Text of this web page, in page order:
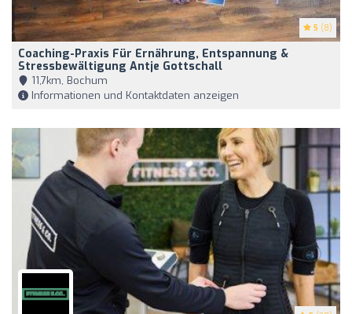
5 (8)
Coaching-Praxis Für Ernährung, Entspannung &
Stressbewältigung Antje Gottschall
11,7km, Bochum
Informationen und Kontaktdaten anzeigen